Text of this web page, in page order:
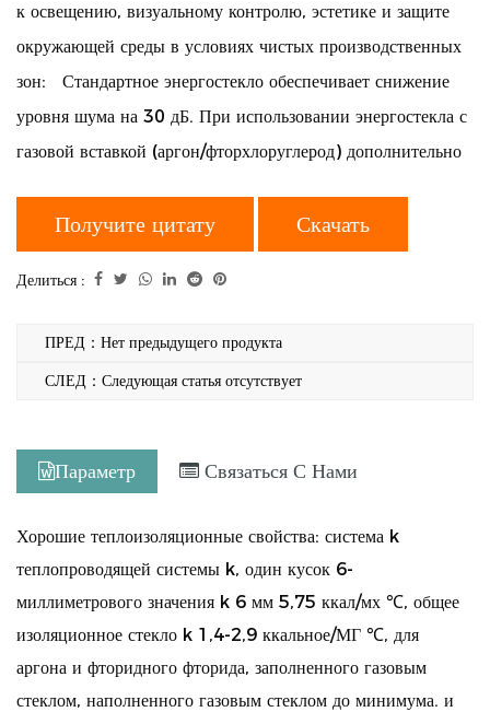
к освещению, визуальному контролю, эстетике и защите
окружающей среды в условиях чистых производственных
зон: Стандартное энергостекло обеспечивает снижение
уровня шума на 30 дБ. При использовании энергостекла с
газовой вставкой (аргон/фторхлоруглерод) дополнительно
позволяет сократить интенсивный шум (например, 80 дБ)
до комфортного уровня (45 дБ), обеспечивая акустическую
комфортность в критических производственных зонах.
Получите цитату Скачать
Делиться :
ПРЕД：Нет предыдущего продукта
СЛЕД：Следующая статья отсутствует
Параметр Связаться С Нами
Хорошие теплоизоляционные свойства: система k
теплопроводящей системы k, один кусок 6-
миллиметрового значения k 6 мм 5,75 ккал/мх ℃, общее
изоляционное стекло k 1,4-2,9 ккальное/МГ ℃, для
аргона и фторидного фторида, заполненного газовым
стеклом, наполненного газовым стеклом до минимума. и